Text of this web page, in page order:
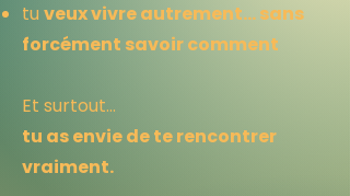
tu veux vivre autrement… sans
forcément savoir comment
Et surtout…
tu as envie de te rencontrer
vraiment.